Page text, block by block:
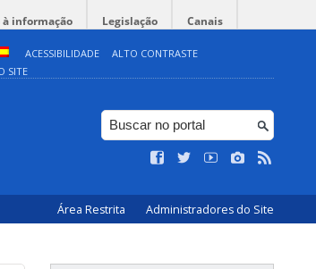
à informação Legislação Canais
ACESSIBILIDADE
ALTO CONTRASTE
SITE
Área Restrita Administradores do Site